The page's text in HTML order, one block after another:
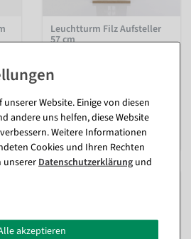
Leuchtturm Filz Aufsteller
57 cm
Ausführungen
ab 11,84 €
9,95 EUR zzgl. ges. MwSt.
Website. Einige von diesen
andere uns helfen, diese Website
Weitere Informationen
Cookies und Ihren Rechten
unsererDaten­schutz­erklärung und
akzeptieren